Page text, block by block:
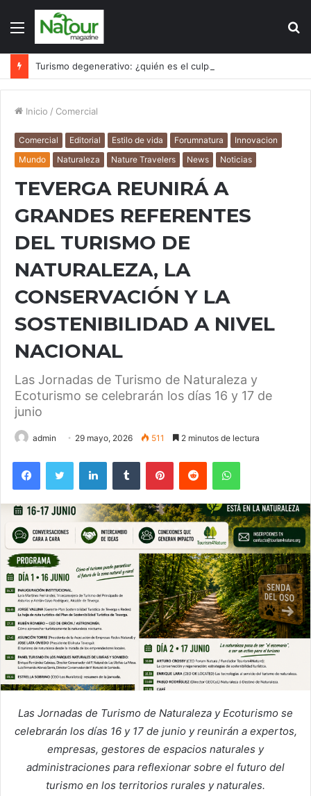
Menú
Inicio / Comercial
Comercial Editorial Estilo de vida Forumnatura
Innovacion
Mundo
Naturaleza Nature Travelers News Noticias
TEVERGA REUNIRÁ A
GRANDES REFERENTES
DEL TURISMO DE
NATURALEZA, LA
CONSERVACIÓN Y LA
SOSTENIBILIDAD A NIVEL
NACIONAL
Las Jornadas de Turismo de Naturaleza y
Ecoturismo se celebrarán los días 16 y 17 de
junio
admin 29 mayo, 2026 511 2 minutos de lectura
FacebookTwitter LinkedInTumblr PinterestReddit WhatsApp
Las Jornadas de Turismo de Naturaleza y Ecoturismo se
celebrarán los días 16 y 17 de junio y reunirán a expertos,
empresas, gestores de espacios naturales y
administraciones para reflexionar sobre el futuro del
turismo en los territorios rurales y naturales.